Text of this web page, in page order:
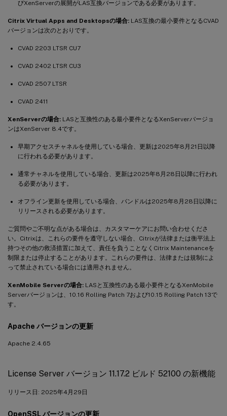
びXenServerの展開がLAS互換バージョンである必要があります。
Citrix Virtual Apps and Desktopsの場合: LAS互換の最小要件となるCVAD
バージョンは次のとおりです。
CVAD 2203 LTSR CU7
CVAD 2402 LTSR CU3
CVAD 2507 LTSR
CVAD 2411
XenServerの場合: LASと互換性のある最小要件となるXenServerバージョ
ンはXenServer 8.4です。
早期アクセスチャネルを使用している場合、更新は2025年8月21日以降
に行われる必要があります。
通常チャネルを使用している場合、更新は2025年8月28日以降に行われ
る必要があります。
オフライン更新を使用している場合、バンドルは2025年8月28日以降に
リリースされる必要があります。
ご質問やご不明な点がある場合は、カスタマーケアにお問い合わせくださ
い。Citrixは、これらの要件を遵守しない場合、Citrixが法律または衡平法上
持つその他の救済措置に加えて、責任を負うことなくCitrix Maintenanceを
制限または停止することがあります。これらの要件は、法律または規制によ
って禁止されている場合には適用されません。
XenMobile Serverの場合: LASと互換性のある最小要件となるXenMobile
Serverバージョンは、10.16 Rolling Patch 7および10.15 Rolling Patch 13で
す。
Apache バージョンの更新
Apache 2.4.65
License Server バージョン 11.17.2 ビルド 52100 の新機能
リリース日: 2025年4月29日
OpenSSL バージョンの更新